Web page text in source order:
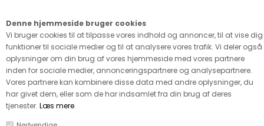
Denne hjemmeside bruger cookies
Vi bruger cookies til at tilpasse vores indhold og annoncer, til at vise dig
funktioner til sociale medier og til at analysere vores trafik. Vi deler også
oplysninger om din brug af vores hjemmeside med vores partnere
inden for sociale medier, annonceringspartnere og analysepartnere.
Vores partnere kan kombinere disse data med andre oplysninger, du
har givet dem, eller som de har indsamlet fra din brug af deres
tjenester. Læs mere.
FORSIDE›TILBEHØR›